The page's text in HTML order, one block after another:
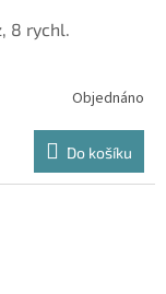
8 rychl.
Objednáno
Do košíku